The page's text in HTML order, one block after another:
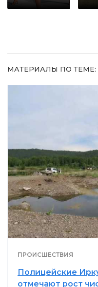
не раз
МАТЕРИАЛЫ ПО ТЕМЕ:
ПРОИСШЕСТВИЯ
Полицейские
отмечают рост